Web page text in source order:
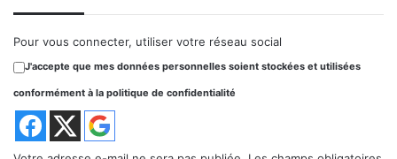
Pour vous connecter, utiliser votre réseau social
J'accepte que mes données personnelles soient stockées et utilisées
conformément à la politique de confidentialité